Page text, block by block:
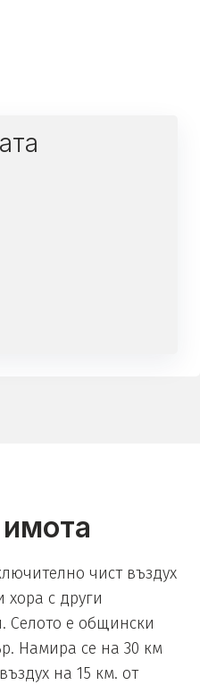
чист въздух
с други
Селото е общински
Намира се на 30 км
на 15 км. от